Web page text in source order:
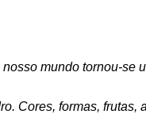
mundo tornou-se
Cores, formas, frutas,